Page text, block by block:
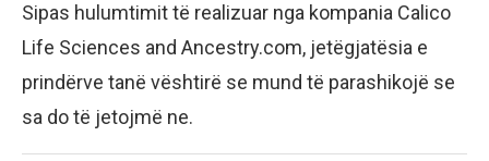
Sipas hulumtimit të realizuar nga kompania Calico
Life Sciences and Ancestry.com, jetëgjatësia e
prindërve tanë vështirë se mund të parashikojë se
sa do të jetojmë ne.